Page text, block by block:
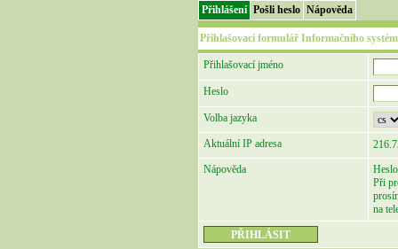
Přihlášení Pošli heslo Nápověda
Přihlašovací formulář Informačního
Přihlašovací jméno
Heslo
Volba jazyka
Aktuální IP adresa
Nápověda
Při
na